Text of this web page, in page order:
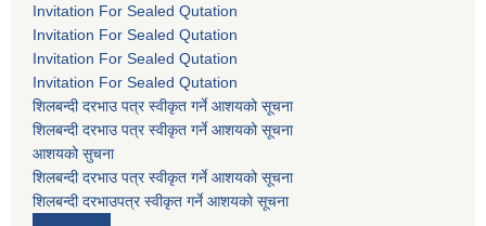
Invitation For Sealed Qutation
Invitation For Sealed Qutation
Invitation For Sealed Qutation
Invitation For Sealed Qutation
शिलबन्दी दरभाउ पत्र स्वीकृत गर्ने आशयको सूचना
शिलबन्दी दरभाउ पत्र स्वीकृत गर्ने आशयको सूचना
आशयको सुचना
शिलबन्दी दरभाउ पत्र स्वीकृत गर्ने आशयको सूचना
शिलबन्दी दरभाउपत्र स्वीकृत गर्ने आशयको सूचना